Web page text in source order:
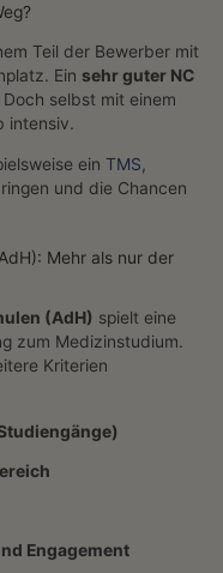
Teil der Bewerber mit
Ein sehr guter NC
selbst mit einem
intensiv.
ein TMS,
und die Chancen
Mehr als nur der
(AdH) spielt eine
zum Medizinstudium.
Kriterien
Engagement